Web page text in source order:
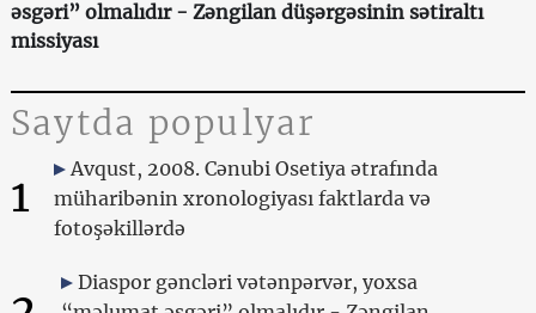
əsgəri” olmalıdır - Zəngilan düşərgəsinin sətiraltı
missiyası
Saytda populyar
1
Avqust, 2008. Cənubi Osetiya ətrafında
müharibənin xronologiyası faktlarda və
fotoşəkillərdə
Diaspor gəncləri vətənpərvər, yoxsa